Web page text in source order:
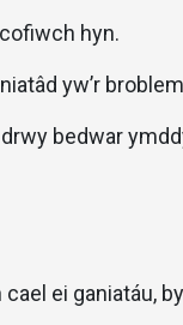
hyn.
yw’r
bedwar
ei ganiatáu,